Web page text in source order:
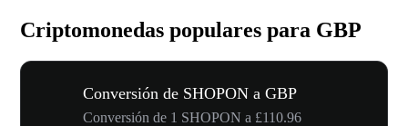
Criptomonedas populares para GBP
Conversión de SHOPON a GBP
Conversión de 1 SHOPON a £110.96